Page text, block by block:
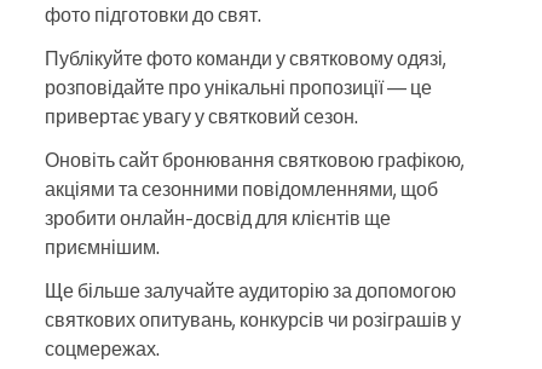
фото підготовки до свят.
Публікуйте фото команди у святковому одязі,
розповідайте про унікальні пропозиції — це
привертає увагу у святковий сезон.
Оновіть сайт бронювання святковою графікою,
акціями та сезонними повідомленнями, щоб
зробити онлайн-досвід для клієнтів ще
приємнішим.
Ще більше залучайте аудиторію за допомогою
святкових опитувань, конкурсів чи розіграшів у
соцмережах.